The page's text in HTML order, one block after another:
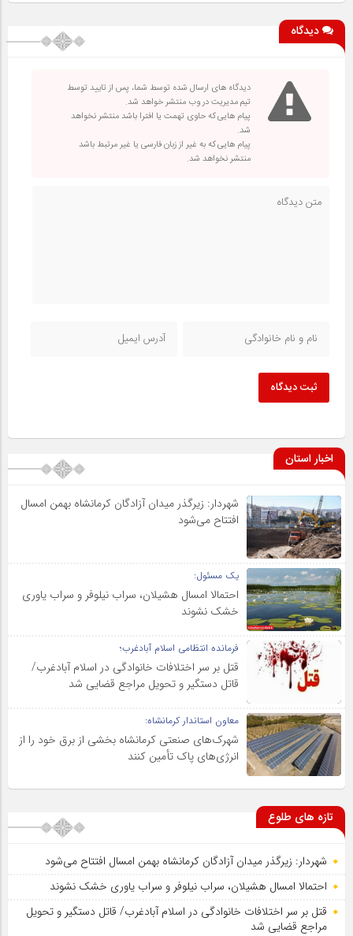
دیدگاه
دیدگاه های ارسال شده توسط شما، پس از تایید توسط
تیم مدیریت در وب منتشر خواهد شد.
پیام هایی که حاوی تهمت یا افترا باشد منتشر نخواهد
شد.
پیام هایی که به غیر از زبان فارسی یا غیر مرتبط باشد
منتشر نخواهد شد.
ثبت دیدگاه
اخبار استان
شهردار: زیرگذر میدان آزادگان کرمانشاه بهمن امسال
افتتاح می‌شود
یک مسئول:
احتمالا امسال هشیلان، سراب نیلوفر و سراب یاوری
خشک نشوند
فرمانده انتظامی اسلام آبادغرب؛
قتل بر سر اختلافات خانوادگی در اسلام آبادغرب/
قاتل دستگیر و تحویل مراجع قضایی شد
معاون استاندار کرمانشاه:
شهرک‌های صنعتی کرمانشاه بخشی از برق خود را از
انرژی‌های پاک تأمین کنند
تازه های طلوع
شهردار: زیرگذر میدان آزادگان کرمانشاه بهمن امسال افتتاح می‌شود
احتمالا امسال هشیلان، سراب نیلوفر و سراب یاوری خشک نشوند
قتل بر سر اختلافات خانوادگی در اسلام آبادغرب/ قاتل دستگیر و تحویل
مراجع قضایی شد